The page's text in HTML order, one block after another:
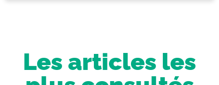
Les articles les